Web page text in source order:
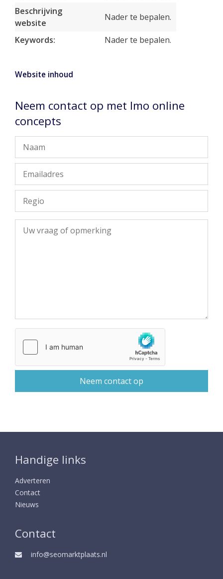
Beschrijving
website
Nader te bepalen.
Keywords: Nader te bepalen.
Website inhoud
Neem contact op met Imo online
concepts
Handige links
Adverteren
Contact
Nieuws
Contact
info@seomarktplaats.nl